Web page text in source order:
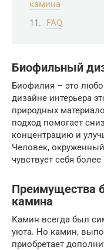
камина
FAQ
Биофильный
Биофилия – это
дизайне интерьера
природных
подход помогает
концентрацию и
Человек,
чувствует себя
Преимущества
камина
Камин всегда был
уюта. Но камин,
приобретает